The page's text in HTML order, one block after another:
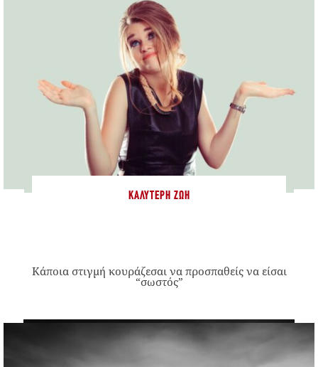
ΚΑΛΎΤΕΡΗ ΖΩΉ
Κάποια στιγμή κουράζεσαι να προσπαθείς να είσαι
“σωστός”